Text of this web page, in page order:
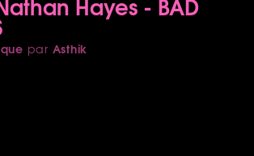
par Asthik